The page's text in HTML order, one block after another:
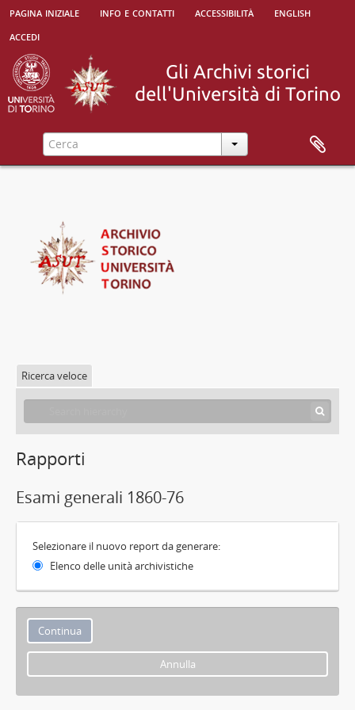
pagina iniziale info e contatti accessibilità
english
accedi
Ricerca veloce
Rapporti
Esami generali 1860-76
Selezionare il nuovo report da generare:
Elenco delle unità archivistiche
Annulla